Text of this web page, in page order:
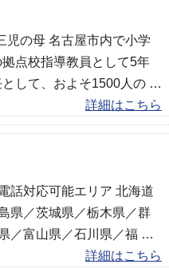
児の母 名古屋市内で小学
点校指導教員として5年
して、およそ1500人の …
詳細はこちら
話対応可能エリア 北海道
県／茨城県／栃木県／群
／富山県／石川県／福 …
詳細はこちら